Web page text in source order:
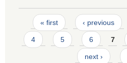
Pages
« first ‹ previous
4 5 6 7
next ›